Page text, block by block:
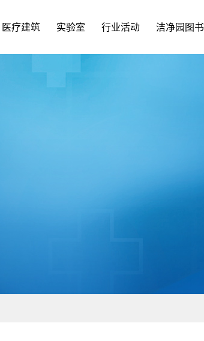
医疗建筑 实验室 行业活动 洁净园图书